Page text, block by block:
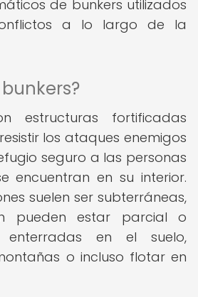
de bunkers utilizados
a lo largo de la
estructuras fortificadas
los ataques enemigos
seguro a las personas
encuentran en su interior.
suelen ser subterráneas,
pueden estar parcial o
enterradas en el suelo,
o incluso flotar en